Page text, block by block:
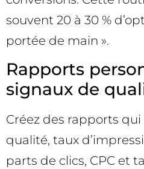
souvent 20 à 30 %
portée de main ».
Rapports
signaux de
Créez des rapports
qualité, taux
parts de clics, CPC et